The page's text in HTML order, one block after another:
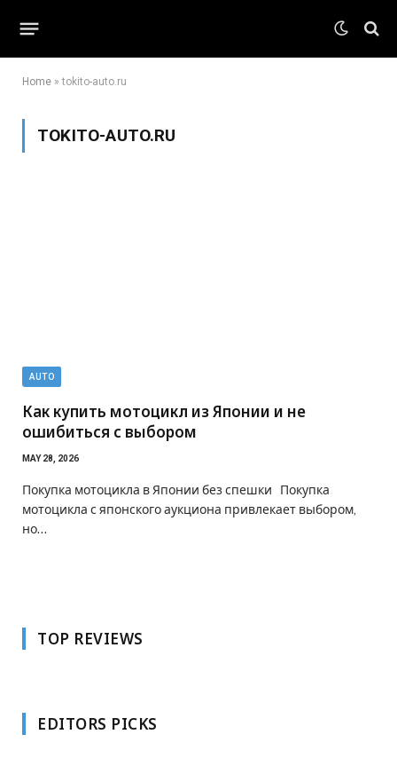
Home »tokito-auto.ru
TOKITO-AUTO.RU
AUTO
Как купить мотоцикл из Японии и не
ошибиться с выбором
MAY 28, 2026
Покупка мотоцикла в Японии без спешки Покупка
мотоцикла с японского аукциона привлекает выбором,
но…
TOP REVIEWS
EDITORS PICKS